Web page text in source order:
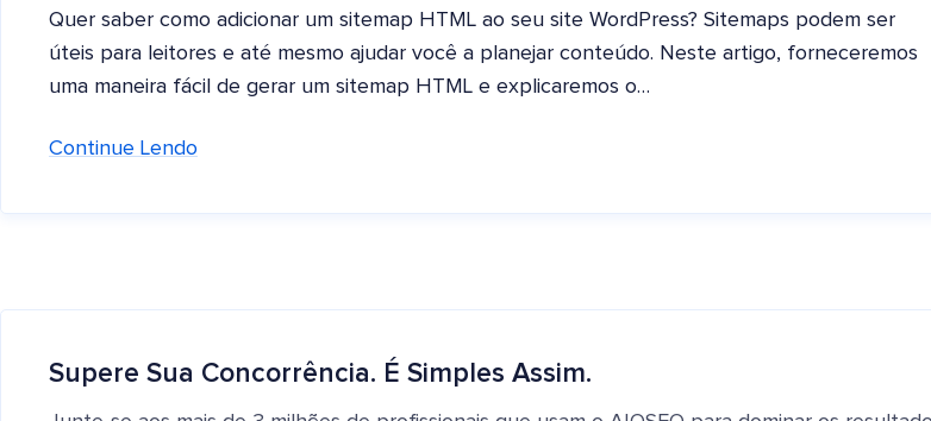
Quer saber como adicionar um sitemap HTML ao seu site WordPress? Sitemaps podem ser
úteis para leitores e até mesmo ajudar você a planejar conteúdo. Neste artigo, forneceremos
uma maneira fácil de gerar um sitemap HTML e explicaremos o…
Continue Lendo
Supere Sua Concorrência. É Simples Assim.